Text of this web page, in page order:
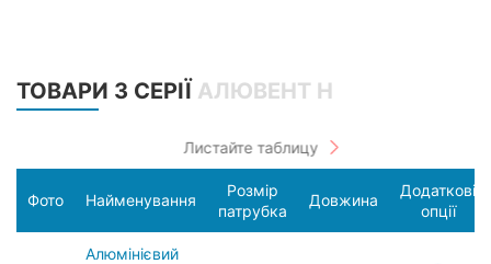
ТОВАРИ З СЕРІЇ АЛЮВЕНТ Н
Фото Найменування
Розмір
патрубка
Довжина
Додаткові
опції
Алюмінієвий